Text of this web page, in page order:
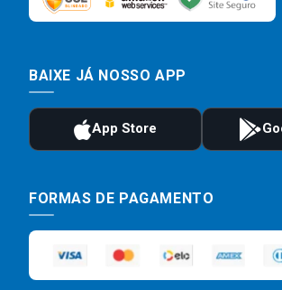
BAIXE JÁ NOSSO APP
FORMAS DE PAGAMENTO